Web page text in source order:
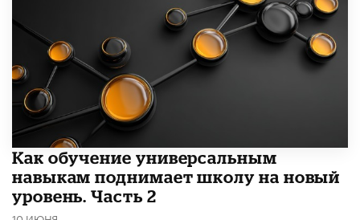
​Как обучение универсальным
навыкам поднимает школу на новый
уровень. Часть 2